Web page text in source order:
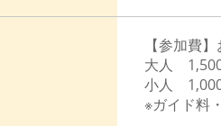
【参加費
大人
小人
※ガイド料